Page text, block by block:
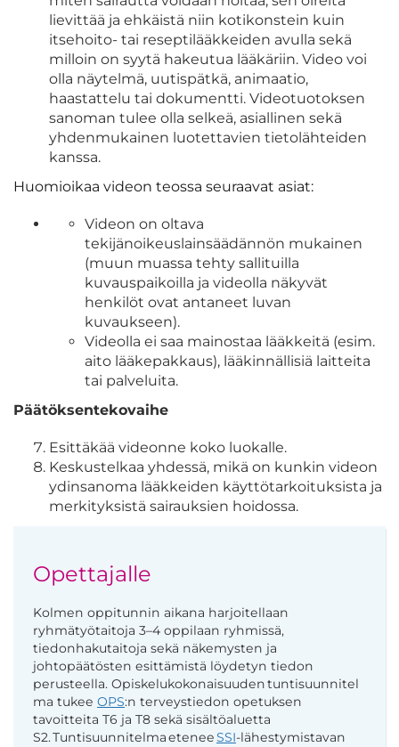
lievittää ja ehkäistä niin kotikonstein kuin
itsehoito- tai reseptilääkkeiden avulla sekä
milloin on syytä hakeutua lääkäriin. Video voi
olla näytelmä, uutispätkä, animaatio,
haastattelu tai dokumentti. Videotuotoksen
sanoman tulee olla selkeä, asiallinen sekä
yhdenmukainen luotettavien tietolähteiden
kanssa.
Huomioikaa videon teossa seuraavat asiat:
Videon on oltava
tekijänoikeuslainsäädännön mukainen
(muun muassa tehty sallituilla
kuvauspaikoilla ja videolla näkyvät
henkilöt ovat antaneet luvan
kuvaukseen).
Videolla ei saa mainostaa lääkkeitä (esim.
aito lääkepakkaus), lääkinnällisiä laitteita
tai palveluita.
Päätöksentekovaihe
Esittäkää videonne koko luokalle.
Keskustelkaa yhdessä, mikä on kunkin videon
ydinsanoma lääkkeiden käyttötarkoituksista ja
merkityksistä sairauksien hoidossa.
Opettajalle
Kolmen oppitunnin aikana harjoitellaan
ryhmätyötaitoja 3–4 oppilaan ryhmissä,
tiedonhakutaitoja sekä näkemysten ja
johtopäätösten esittämistä löydetyn tiedon
perusteella. Opiskelukokonaisuuden tuntisuunnitel
ma tukee OPS:n terveystiedon opetuksen
tavoitteita T6 ja T8 sekä sisältöaluetta
S2.TuntisuunnitelmaeteneeSSI-lähestymistavan